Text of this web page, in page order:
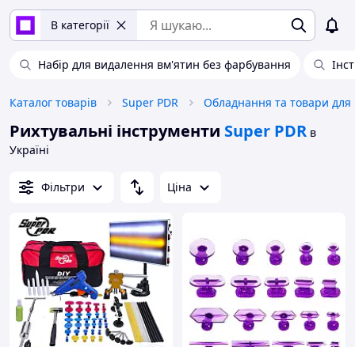
В категорії
Набір для видалення вм'ятин без фарбування
Каталог товарів Super PDR
Рихтувальні інструменти Super PDR в
Україні
Фільтри Ціна